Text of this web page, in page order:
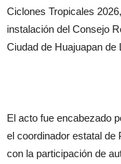
Ciclones Tropicales
instalación del Consejo
Ciudad de Huajuapan de
El acto fue encabezado
el coordinador estatal de
con la participación de